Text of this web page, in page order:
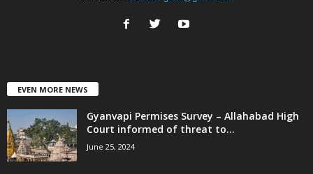
EVEN MORE NEWS
Gyanvapi Permises Survey – Allahabad High
Court informed of threat to...
June 25, 2024